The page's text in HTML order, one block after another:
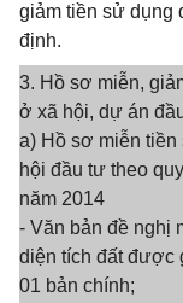
giảm tiền sử dụng
định.
3. Hồ sơ miễn,
ở xã hội, dự án
a) Hồ sơ miễn
hội đầu tư theo
năm 2014
- Văn bản đề nghị
diện tích đất được
01 bản chính;